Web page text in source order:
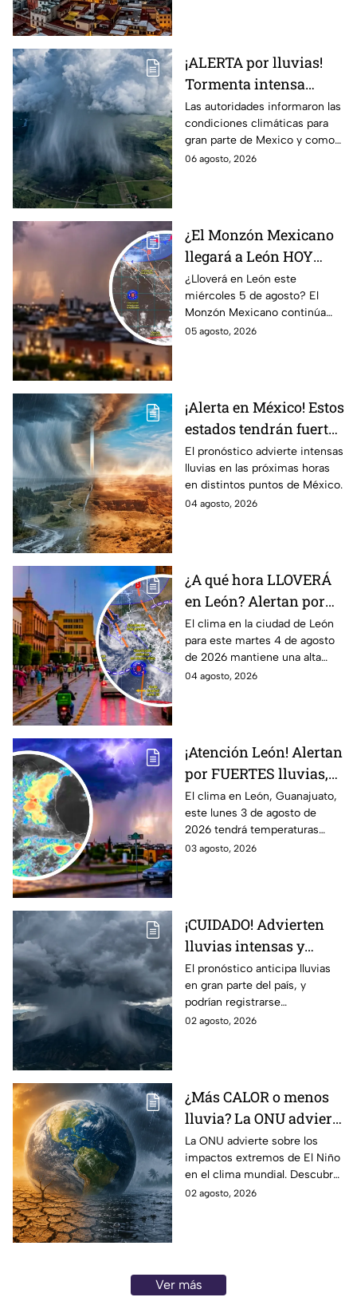
¡ALERTA por lluvias!
Tormenta intensa
azotará en varios
estado; ¿afectará a
Guanajuato?
Las autoridades informaron las
condiciones climáticas para
gran parte de Mexico y como
afectará a la entidad.
06 agosto, 2026
¿El Monzón Mexicano
llegará a León HOY
miércoles? Esto dice el
pronóstico para este 5
de agosto
¿Lloverá en León este
miércoles 5 de agosto? El
Monzón Mexicano continúa
afectando a varios estados del
05 agosto, 2026
¡Alerta en México! Estos
estados tendrán fuertes
precipitaciones;
¿afectará a Guanajuato?
El pronóstico advierte intensas
lluvias en las próximas horas
en distintos puntos de México.
04 agosto, 2026
¿A qué hora LLOVERÁ
en León? Alertan por
ALTA probabilidad de
lluvia HOY martes, por
inestabilidad
atmosférica
El clima en la ciudad de León
para este martes 4 de agosto
de 2026 mantiene una alta
probabilidad de lluvia, de
04 agosto, 2026
¡Atención León! Alertan
por FUERTES lluvias,
tormentas y posible
granizo en Guanajuato
HOY lunes: HORA
EXACTA
El clima en León, Guanajuato,
este lunes 3 de agosto de
2026 tendrá temperaturas
cálidas, posibles lluvias
03 agosto, 2026
¡CUIDADO! Advierten
lluvias intensas y
fuertes rachas de
viento en México;
¿cómo afectará a
Guanajuato?
El pronóstico anticipa lluvias
en gran parte del país, y
podrían registrarse
afectaciones por las
02 agosto, 2026
¿Más CALOR o menos
lluvia? La ONU advierte
por los efectos
EXTREMOS de ‘El Niño’
y que cambiarán el
clima en el mundo
La ONU advierte sobre los
impactos extremos de El Niño
en el clima mundial. Descubre
cómo podría cambiar el clima
02 agosto, 2026
Ver más